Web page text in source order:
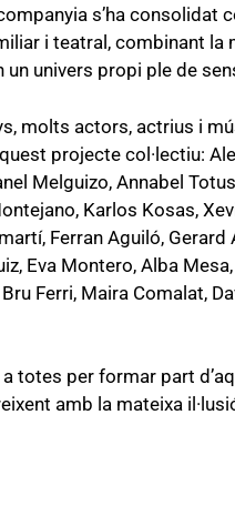
s’ha consolidat
i teatral, combinant la
un univers propi ple de
molts actors, actrius i
projecte col·lectiu:
Melguizo, Annabel
Karlos Kosas,
Ferran Aguiló,
Eva Montero, Alba
Ferri, Maira Comalat,
totes per formar part
amb la mateixa